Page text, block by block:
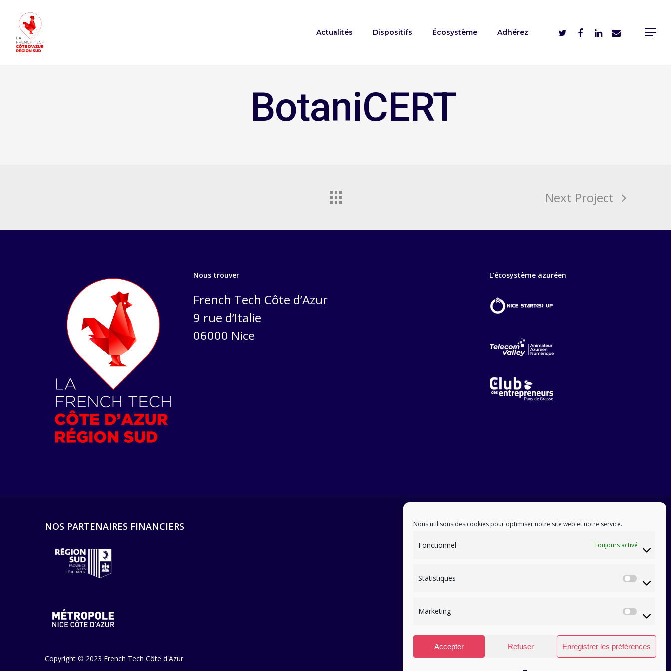
Nous utilisons des cookies pour optimiser notre site web et notre service.
Fonctionnel Toujours activé
Statistiques
Marketing
Accepter Refuser Enregistrer les préférences
Actualités Dispositifs Écosystème Adhérez
BotaniCERT
Next Project
Nous trouver
French Tech Côte d’Azur
9 rue d’Italie
06000 Nice
L’écosystème azuréen
NOS PARTENAIRES FINANCIERS
Copyright © 2023 French Tech Côte d'Azur